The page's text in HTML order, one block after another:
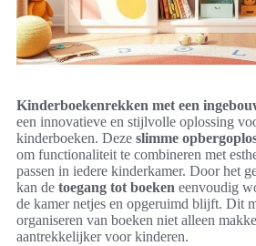
Kinderboekenrekken met een
een innovatieve en stijlvolle oplossing
kinderboeken. Deze slimme
om functionaliteit te combineren met
passen in iedere kinderkamer. Door het
kan de toegang tot boeken eenvoudig
de kamer netjes en opgeruimd blijft. Dit
organiseren van boeken niet alleen
aantrekkelijker voor kinderen.